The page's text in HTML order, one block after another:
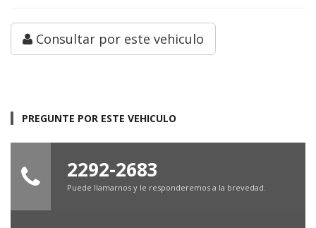
Consultar por este vehiculo
PREGUNTE POR ESTE VEHICULO
2292-2683
Puede llamarnos y le responderemos a la brevedad.